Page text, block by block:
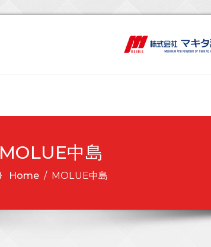
MOLUE中島
Home / MOLUE中島